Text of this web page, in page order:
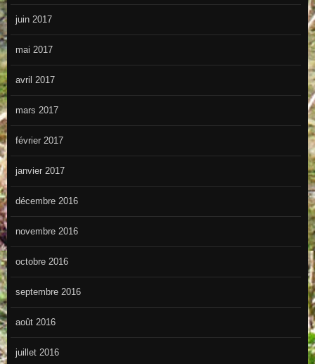
juin 2017
mai 2017
avril 2017
mars 2017
février 2017
janvier 2017
décembre 2016
novembre 2016
octobre 2016
septembre 2016
août 2016
juillet 2016